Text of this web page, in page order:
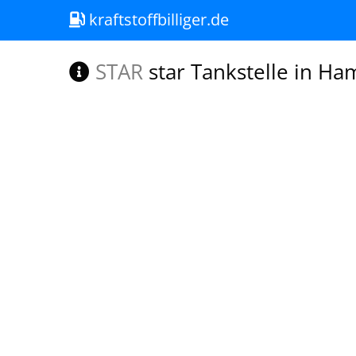
kraftstoffbilliger.de
STAR star Tankstelle in